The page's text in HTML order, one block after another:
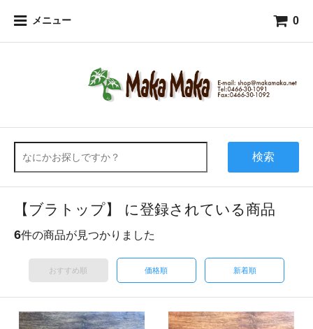
メニュー 0
検索
【ブラトップ】 に登録されている商品
6件の商品が見つかりました
おすすめ順 価格順 新着順